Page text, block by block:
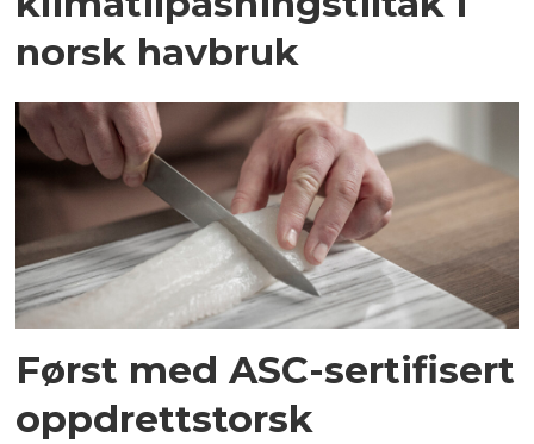
norsk havbruk
Først med ASC-sertifisert
oppdrettstorsk